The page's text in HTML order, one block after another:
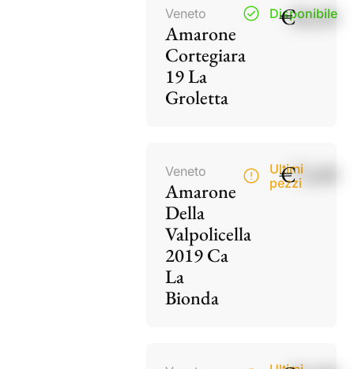
Veneto
Amarone
Cortegiara
19 La
Groletta
Disponibile
€38,00
Veneto
Amarone
Della
Valpolicella
2019 Ca
La
Bionda
Ultimi
pezzi
€73,00